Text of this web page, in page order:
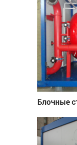
Блочные